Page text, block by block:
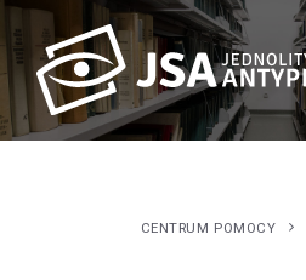
CENTRUM POMOCY